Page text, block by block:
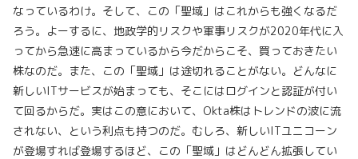
なっているわけ。そして、この「聖域」はこれからも強くなるだ
ろう。よーするに、地政学的リスクや軍事リスクが2020年代に入
ってから急速に高まっているから今だからこそ、買っておきたい
株なのだ。また、この「聖域」は途切れることがない。どんなに
新しいITサービスが始まっても、そこにはログインと認証が付い
て回るからだ。実はこの意において、Okta株はトレンドの波に流
されない、という利点も持つのだ。むしろ、新しいITユニコーン
が登場すれば登場するほど、この「聖域」はどんどん拡張してい